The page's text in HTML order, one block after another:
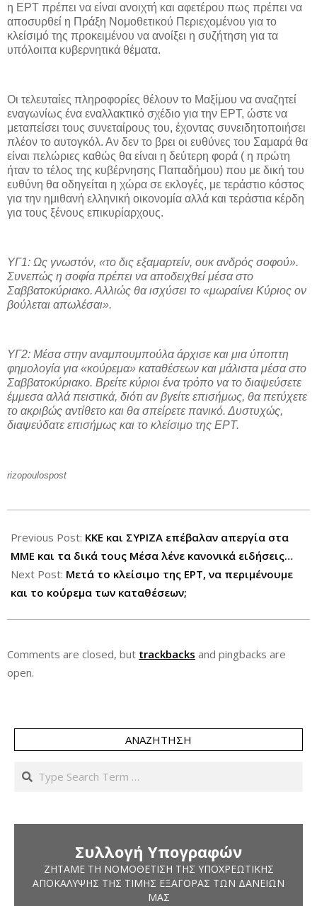
η ΕΡΤ πρέπει να είναι ανοιχτή και αφετέρου πως πρέπει να
αποσυρθεί η Πράξη Νομοθετικού Περιεχομένου για το
κλείσιμό της προκειμένου να ανοίξει η συζήτηση για τα
υπόλοιπα κυβερνητικά θέματα.
Οι τελευταίες πληροφορίες θέλουν το Μαξίμου να αναζητεί
εναγωνίως ένα εναλλακτικό σχέδιο για την ΕΡΤ, ώστε να
μεταπείσει τους συνεταίρους του, έχοντας συνειδητοποιήσει
πλέον το αυτογκόλ. Αν δεν το βρει οι ευθύνες του Σαμαρά θα
είναι πελώριες καθώς θα είναι η δεύτερη φορά ( η πρώτη
ήταν το τέλος της κυβέρνησης Παπαδήμου) που με δική του
ευθύνη θα οδηγείται η χώρα σε εκλογές, με τεράστιο κόστος
για την ημιθανή ελληνική οικονομία αλλά και τεράστια κέρδη
για τους ξένους επικυρίαρχους.
ΥΓ1: Ως γνωστόν, «το δις εξαμαρτείν, ουκ ανδρός σοφού».
Συνεπώς η σοφία πρέπει να αποδειχθεί μέσα στο
Σαββατοκύριακο. Αλλιώς θα ισχύσει το «μωραίνει Κύριος ον
βούλεται απωλέσαι».
ΥΓ2: Μέσα στην αναμπουμπούλα άρχισε και μια ύποπτη
φημολογία για «κούρεμα» καταθέσεων και μάλιστα μέσα στο
Σαββατοκύριακο. Βρείτε κύριοι ένα τρόπο να το διαψεύσετε
έμμεσα αλλά πειστικά, διότι αν βγείτε επισήμως, θα πετύχετε
το ακριβώς αντίθετο και θα σπείρετε πανικό. Δυστυχώς,
διαψεύδατε επισήμως και το κλείσιμο της ΕΡΤ.
rizopoulospost
06-
15
Previous Post: ΚΚΕ και ΣΥΡΙΖΑ επέβαλαν απεργία στα
ΜΜΕ και τα δικά τους Μέσα λένε κανονικά ειδήσεις…
Next Post: Μετά το κλείσιμο της ΕΡΤ, να περιμένουμε
και το κούρεμα των καταθέσεων;
Comments are closed, but trackbacks and pingbacks are
open.
ΑΝΑΖΉΤΗΣΗ
Search
Συλλογή Υπογραφών
ΖΗΤΆΜΕ ΤΗ ΝΟΜΟΘΈΤΙΣΗ ΤΗΣ ΥΠΟΧΡΕΩΤΙΚΉΣ
ΑΠΟΚΆΛΥΨΗΣ ΤΗΣ ΤΙΜΉΣ ΕΞΑΓΟΡΆΣ ΤΩΝ ΔΑΝΕΊΩΝ
ΜΑΣ